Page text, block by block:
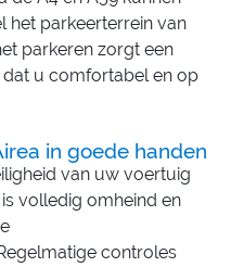
het parkeerterrein van
parkeren zorgt een
u comfortabel en op
in goede handen
van uw voertuig
volledig omheind en
controles